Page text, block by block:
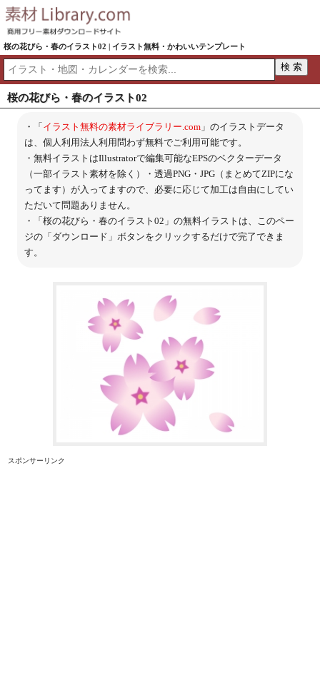
桜の花びら・春のイラスト02 | イラスト無料・かわいいテンプレート
桜の花びら・春のイラスト02
・「イラスト無料の素材ライブラリー.com」のイラストデータ
は、個人利用法人利用問わず無料でご利用可能です。
・無料イラストはIllustratorで編集可能なEPSのベクターデータ
（一部イラスト素材を除く）・透過PNG・JPG（まとめてZIPにな
ってます）が入ってますので、必要に応じて加工は自由にしてい
ただいて問題ありません。
・「桜の花びら・春のイラスト02」の無料イラストは、このペー
ジの「ダウンロード」ボタンをクリックするだけで完了できま
す。
スポンサーリンク